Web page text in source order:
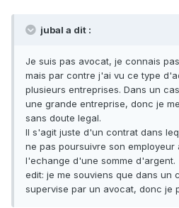
jubal a dit :
Je suis pas avocat, je connais
mais par contre j'ai vu ce type
plusieurs entreprises. Dans un
une grande entreprise, donc je
sans doute legal.
Il s'agit juste d'un contrat dans
ne pas poursuivre son employeur
l'echange d'une somme d'argent.
edit: je me souviens que dans un
supervise par un avocat, donc je